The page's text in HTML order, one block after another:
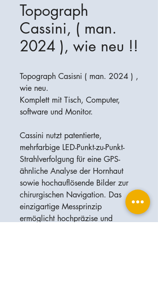
Topograph
Cassini, ( man.
2024 ), wie neu !!
Topograph Casisni ( man. 2024 ) ,
wie neu.
Komplett mit Tisch, Computer,
software und Monitor.
Cassini nutzt patentierte,
mehrfarbige LED-Punkt-zu-Punkt-
Strahlverfolgung für eine GPS-
ähnliche Analyse der Hornhaut
sowie hochauflösende Bilder zur
chirurgischen Navigation. Das
einzigartige Messprinzip
ermöglicht hochpräzise und